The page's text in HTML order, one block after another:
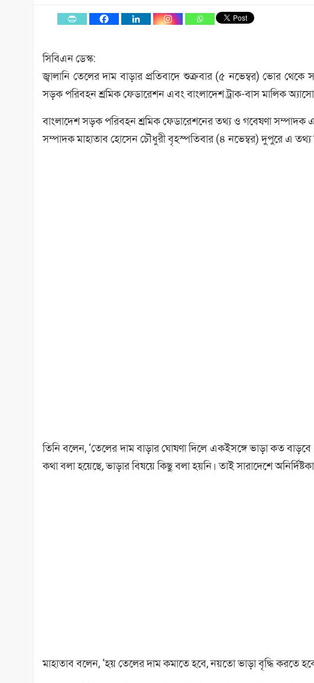
সিবিএন ডেস্ক:
জ্বালানি তেলের দাম বাড়ার প্রতিবাদে শুক্রবার (৫ নভেম্বর) ভোর থেকে
সড়ক পরিবহন শ্রমিক ফেডারেশন এবং বাংলাদেশ ট্রাক-বাস মালিক
বাংলাদেশ সড়ক পরিবহন শ্রমিক ফেডারেশনের তথ্য ও গবেষণা সম্পাদক
সম্পাদক মাহাতাব হোসেন চৌধুরী বৃহস্পতিবার (৪ নভেম্বর) দুপুরে এ তথ্য
তিনি বলেন, ‘তেলের দাম বাড়ার ঘোষণা দিলে একইসঙ্গে ভাড়া কত
কথা বলা হয়েছে, ভাড়ার বিষয়ে কিছু বলা হয়নি। তাই সারাদেশে
মাহাতাব বলেন, ‘হয় তেলের দাম কমাতে হবে, নয়তো ভাড়া বৃদ্ধি করতে